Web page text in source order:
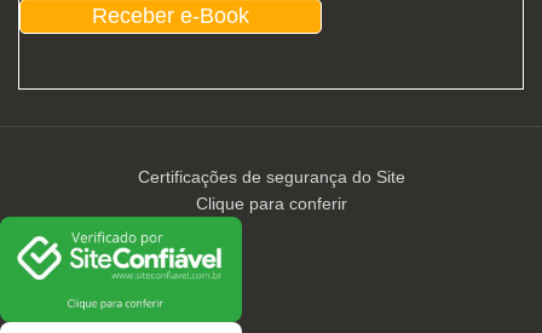
Receber e-Book
Certificações de segurança do Site
Clique para conferir